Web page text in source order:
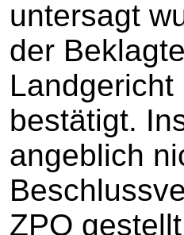
untersagt
der
bestätigt.
angeblich
ZPO